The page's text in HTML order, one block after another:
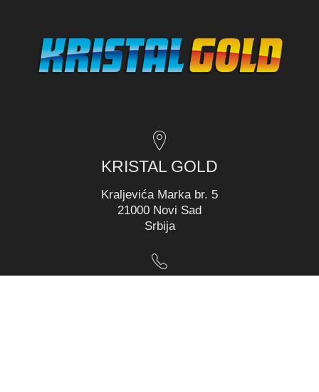
KRISTAL GOLD
Kraljevića Marka br. 5
21000 Novi Sad
Srbija